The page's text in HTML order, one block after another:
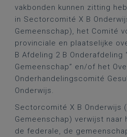
vakbonden kunnen zitting
in Sectorcomité X B
Gemeenschap), het Comité
provinciale en plaatselijke
B Afdeling 2 B Onderafdeling
Gemeenschap” en/of het
Onderhandelingscomité
Onderwijs.
Sectorcomité X B Onderwijs
Gemeenschap) verwijst naar
de federale, de